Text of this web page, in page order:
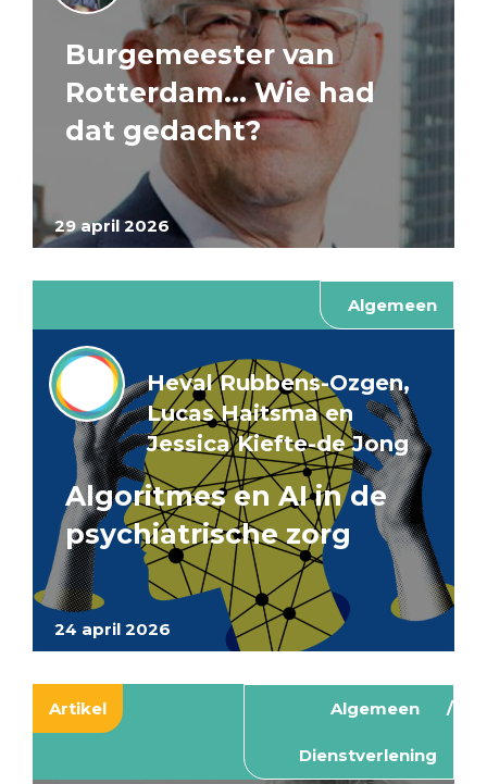
29 april 2026
Burgemeester van
Rotterdam… Wie had
dat gedacht?
Algemeen
24 april 2026
Heval Rubbens-Ozgen,
Lucas Haitsma en
Jessica Kiefte-de Jong
Algoritmes en AI in de
psychiatrische zorg
Artikel Algemeen
Dienstverlening